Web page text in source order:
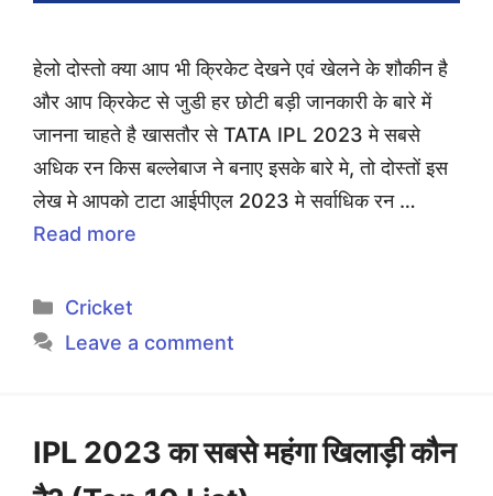
हेलो दोस्तो क्या आप भी क्रिकेट देखने एवं खेलने के शौकीन है
और आप क्रिकेट से जुडी हर छोटी बड़ी जानकारी के बारे में
जानना चाहते है खासतौर से TATA IPL 2023 मे सबसे
अधिक रन किस बल्लेबाज ने बनाए इसके बारे मे, तो दोस्तों इस
लेख मे आपको टाटा आईपीएल 2023 मे सर्वाधिक रन …
Read more
Categories
Cricket
Leave a comment
IPL 2023 का सबसे महंगा खिलाड़ी कौन